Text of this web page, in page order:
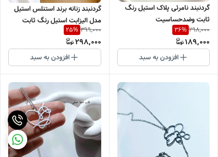
گردنبند نامرئی پلاک استیل رنگ
ثابت وضدحساسیت
298,000
36%
189,000
افزودن به سبد
گردنبند زنانه برند استنلس استیل
مدل الیزابت استیل رنگ ثابت
399,000
25%
298,000
افزودن به سبد